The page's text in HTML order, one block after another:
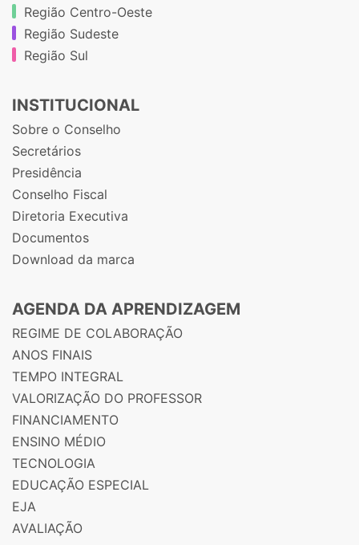
Região Centro-Oeste
Região Sudeste
Região Sul
INSTITUCIONAL
Sobre o Conselho
Secretários
Presidência
Conselho Fiscal
Diretoria Executiva
Documentos
Download da marca
AGENDA DA APRENDIZAGEM
REGIME DE COLABORAÇÃO
ANOS FINAIS
TEMPO INTEGRAL
VALORIZAÇÃO DO PROFESSOR
FINANCIAMENTO
ENSINO MÉDIO
TECNOLOGIA
EDUCAÇÃO ESPECIAL
EJA
AVALIAÇÃO